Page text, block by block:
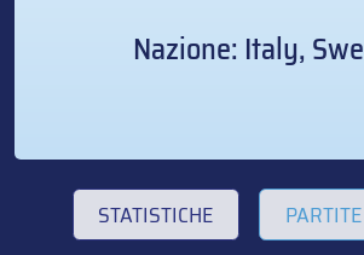
Nazione: Italy,
STATISTICHE